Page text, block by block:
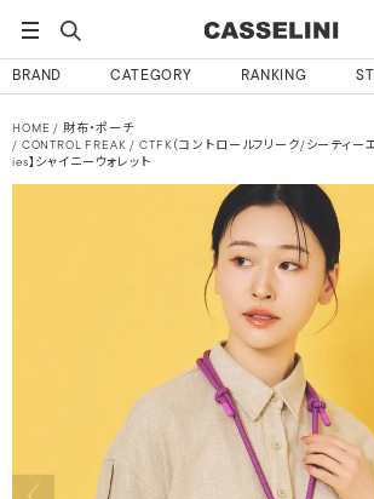
BRAND CATEGORY RANKING
HOME
財布・ポーチ
CONTROL FREAK / CTFK（コントロールフリーク/シーティー
ies】シャイニーウォレット